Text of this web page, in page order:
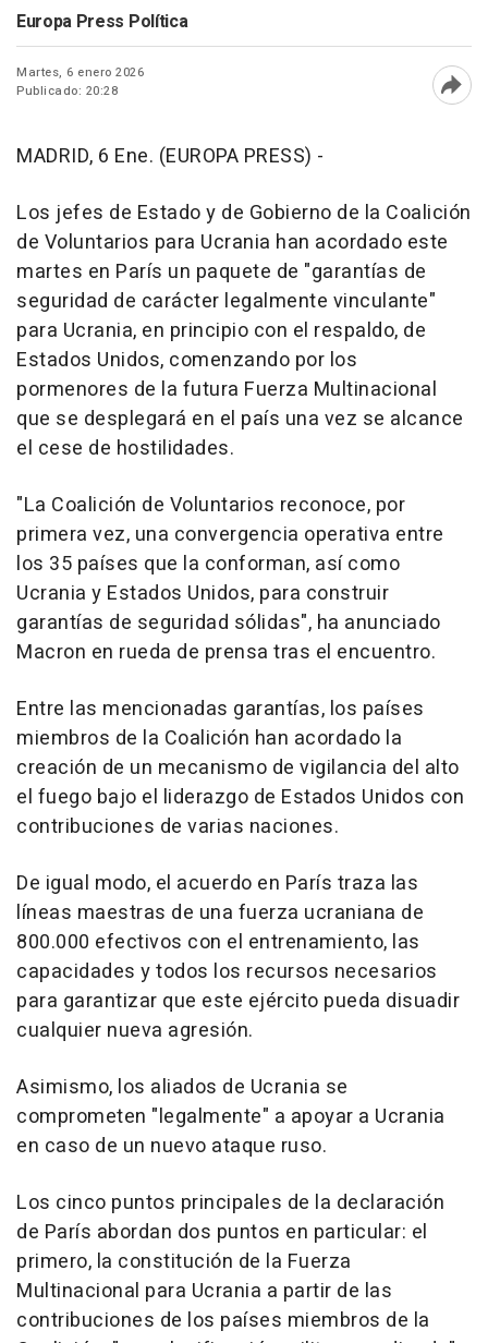
Europa Press Política
Martes, 6 enero 2026
Publicado: 20:28
MADRID, 6 Ene. (EUROPA PRESS) -
Los jefes de Estado y de Gobierno de la Coalición
de Voluntarios para Ucrania han acordado este
martes en París un paquete de "garantías de
seguridad de carácter legalmente vinculante"
para Ucrania, en principio con el respaldo, de
Estados Unidos, comenzando por los
pormenores de la futura Fuerza Multinacional
que se desplegará en el país una vez se alcance
el cese de hostilidades.
"La Coalición de Voluntarios reconoce, por
primera vez, una convergencia operativa entre
los 35 países que la conforman, así como
Ucrania y Estados Unidos, para construir
garantías de seguridad sólidas", ha anunciado
Macron en rueda de prensa tras el encuentro.
Entre las mencionadas garantías, los países
miembros de la Coalición han acordado la
creación de un mecanismo de vigilancia del alto
el fuego bajo el liderazgo de Estados Unidos con
contribuciones de varias naciones.
De igual modo, el acuerdo en París traza las
líneas maestras de una fuerza ucraniana de
800.000 efectivos con el entrenamiento, las
capacidades y todos los recursos necesarios
para garantizar que este ejército pueda disuadir
cualquier nueva agresión.
Asimismo, los aliados de Ucrania se
comprometen "legalmente" a apoyar a Ucrania
en caso de un nuevo ataque ruso.
Los cinco puntos principales de la declaración
de París abordan dos puntos en particular: el
primero, la constitución de la Fuerza
Multinacional para Ucrania a partir de las
contribuciones de los países miembros de la